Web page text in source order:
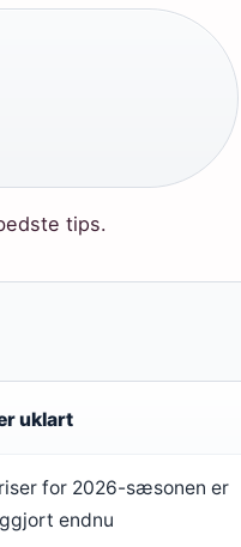
tips.
uklart
for 2026-sæsonen er
endnu